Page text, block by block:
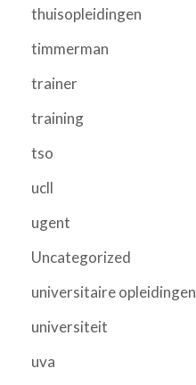
thuisopleidingen
timmerman
trainer
training
tso
ucll
ugent
Uncategorized
universitaire opleidingen
universiteit
uva